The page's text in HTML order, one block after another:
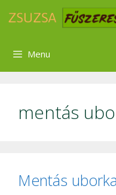
Menu
mentás
Mentás